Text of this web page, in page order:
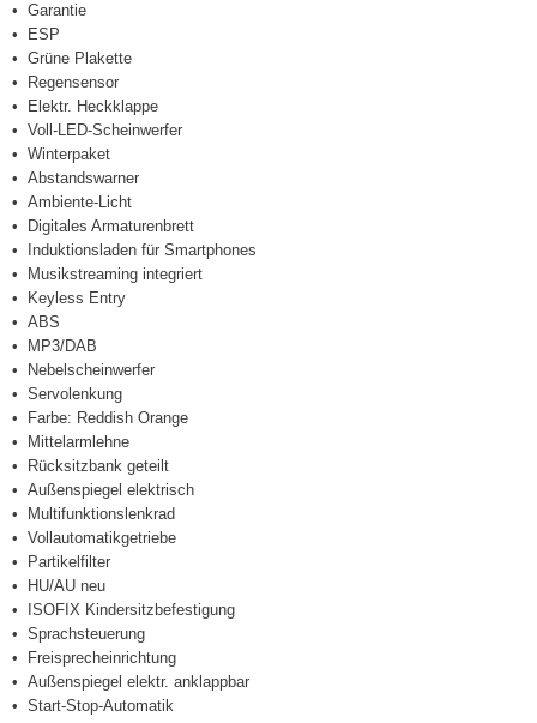
Garantie
ESP
Grüne Plakette
Regensensor
Elektr. Heckklappe
Voll-LED-Scheinwerfer
Winterpaket
Abstandswarner
Ambiente-Licht
Digitales Armaturenbrett
Induktionsladen für Smartphones
Musikstreaming integriert
Keyless Entry
ABS
MP3/DAB
Nebelscheinwerfer
Servolenkung
Farbe: Reddish Orange
Mittelarmlehne
Rücksitzbank geteilt
Außenspiegel elektrisch
Multifunktionslenkrad
Vollautomatikgetriebe
Partikelfilter
HU/AU neu
ISOFIX Kindersitzbefestigung
Sprachsteuerung
Freisprecheinrichtung
Außenspiegel elektr. anklappbar
Start-Stop-Automatik